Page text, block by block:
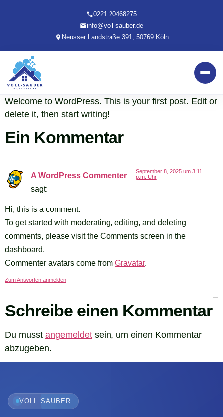
0221 20468275
info@voll-sauber.de
Neusser Landstraße 391, 50769 Köln
Welcome to WordPress. This is your first post. Edit or
delete it, then start writing!
Ein Kommentar
A WordPress Commenter
sagt:
September 8, 2025 um 3:11
p.m. Uhr
Hi, this is a comment.
To get started with moderating, editing, and deleting
comments, please visit the Comments screen in the
dashboard.
Commenter avatars come from Gravatar.
Zum Antworten anmelden
Schreibe einen Kommentar
Du musst angemeldet sein, um einen Kommentar
abzugeben.
VOLL SAUBER